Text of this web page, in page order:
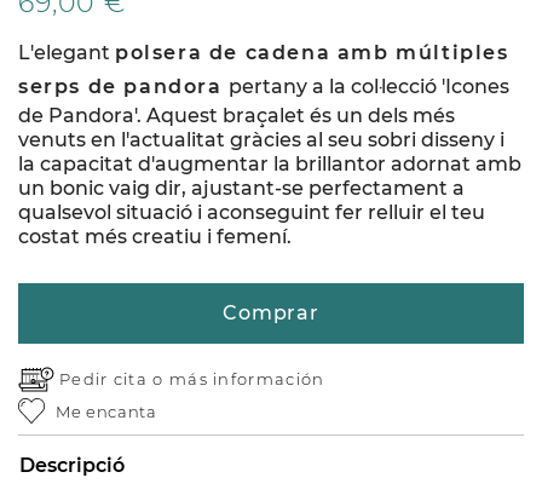
L'elegant polsera de cadena amb múltiples
serps de pandora pertany a la col·lecció 'Icones
de Pandora'. Aquest braçalet és un dels més
venuts en l'actualitat gràcies al seu sobri disseny i
la capacitat d'augmentar la brillantor adornat amb
un bonic vaig dir, ajustant-se perfectament a
qualsevol situació i aconseguint fer relluir el teu
costat més creatiu i femení.
Comprar
Pedir cita o más información
Me encanta
Descripció